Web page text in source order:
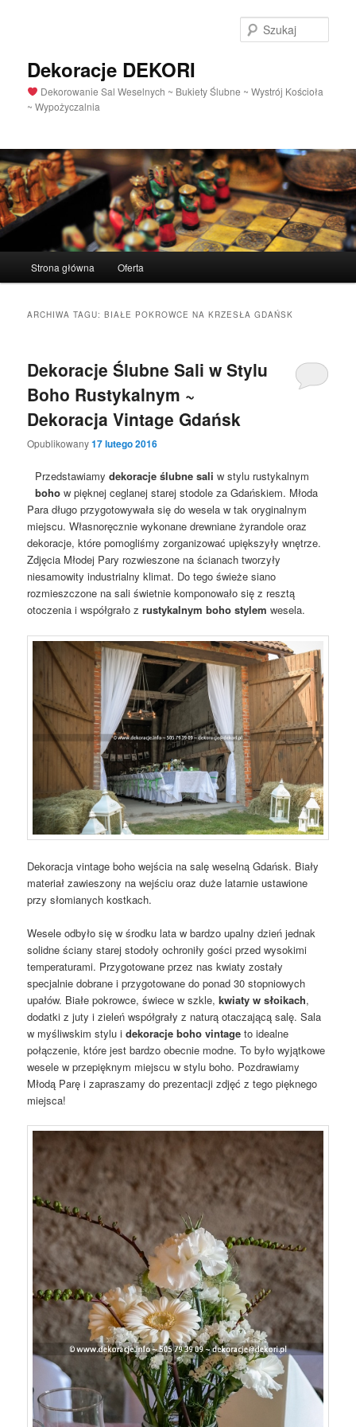
Dekoracje DEKORI
Dekorowanie Sal Weselnych ~ Bukiety Ślubne ~ Wystrój Kościoła
~ Wypożyczalnia
główne
Przeskocz
Przeskocz
Strona główna Oferta
ARCHIWA TAGU:BIAŁE POKROWCE NA KRZESŁA GDAŃSK
Dekoracje Ślubne Sali w Stylu
Boho Rustykalnym ~
Dekoracja Vintage Gdańsk
Opublikowany17 lutego 2016
Przedstawiamydekoracje ślubne sali w stylu rustykalnym
boho w pięknej ceglanej starej stodole za Gdańskiem. Młoda
Para długo przygotowywała się do wesela w tak oryginalnym
miejscu. Własnoręcznie wykonane drewniane żyrandole oraz
dekoracje, które pomogliśmy zorganizować upiększyły wnętrze.
Zdjęcia Młodej Pary rozwieszone na ścianach tworzyły
niesamowity industrialny klimat. Do tego świeże siano
rozmieszczone na sali świetnie komponowało się z resztą
otoczenia i współgrało zrustykalnym boho stylem wesela.
Dekoracja vintage boho wejścia na salę weselną Gdańsk. Biały
materiał zawieszony na wejściu oraz duże latarnie ustawione
przy słomianych kostkach.
Wesele odbyło się w środku lata w bardzo upalny dzień jednak
solidne ściany starej stodoły ochroniły gości przed wysokimi
temperaturami. Przygotowane przez nas kwiaty zostały
specjalnie dobrane i przygotowane do ponad 30 stopniowych
upałów. Białe pokrowce, świece w szkle,kwiaty w słoikach,
dodatki z juty i zieleń współgrały z naturą otaczającą salę. Sala
w myśliwskim stylu idekoracje boho vintageto idealne
połączenie, które jest bardzo obecnie modne. To było wyjątkowe
wesele w przepięknym miejscu w stylu boho. Pozdrawiamy
Młodą Parę i zapraszamy do prezentacji zdjęć z tego pięknego
miejsca!